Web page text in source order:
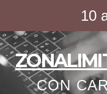
contenido
10
CON